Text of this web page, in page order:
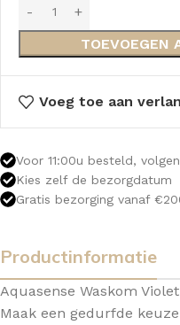
TOEVOEGEN
Voeg toe aan
Voor 11:00u besteld,
Kies zelf de bezorgdatum
Gratis bezorging vanaf
Productinformatie
Aquasense Waskom
Maak een gedurfde